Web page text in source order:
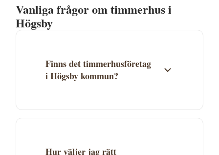
Vanliga frågor om timmerhus i
Högsby
Finns det timmerhusföretag
i Högsby kommun?
listade i Högsby, men företag i Kalmar län
Hur väljer jag rätt